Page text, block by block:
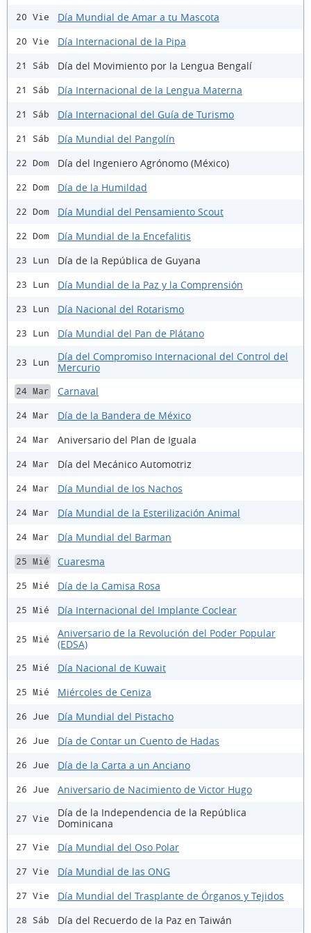
20 Vie Día Mundial de Amar a tu Mascota
20 Vie Día Internacional de la Pipa
21 Sáb Día del Movimiento por la Lengua Bengalí
21 Sáb Día Internacional de la Lengua Materna
21 Sáb Día Internacional del Guía de Turismo
21 Sáb Día Mundial del Pangolín
22 Dom Día del Ingeniero Agrónomo (México)
22 Dom Día de la Humildad
22 Dom Día Mundial del Pensamiento Scout
22 Dom Día Mundial de la Encefalitis
23 Lun Día de la República de Guyana
23 Lun Día Mundial de la Paz y la Comprensión
23 Lun Día Nacional del Rotarismo
23 Lun Día Mundial del Pan de Plátano
23 Lun
Día del Compromiso Internacional del Control del
Mercurio
24 Mar Carnaval
24 Mar Día de la Bandera de México
24 Mar Aniversario del Plan de Iguala
24 Mar Día del Mecánico Automotriz
24 Mar Día Mundial de los Nachos
24 Mar Día Mundial de la Esterilización Animal
24 Mar Día Mundial del Barman
25 Mié Cuaresma
25 Mié Día de la Camisa Rosa
25 Mié Día Internacional del Implante Coclear
25 Mié
Aniversario de la Revolución del Poder Popular
(EDSA)
25 Mié Día Nacional de Kuwait
25 Mié Miércoles de Ceniza
26 Jue Día Mundial del Pistacho
26 Jue Día de Contar un Cuento de Hadas
26 Jue Día de la Carta a un Anciano
26 Jue Aniversario de Nacimiento de Victor Hugo
27 Vie
Día de la Independencia de la República
Dominicana
27 Vie Día Mundial del Oso Polar
27 Vie Día Mundial de las ONG
27 Vie Día Mundial del Trasplante de Órganos y Tejidos
28 Sáb Día del Recuerdo de la Paz en Taiwán